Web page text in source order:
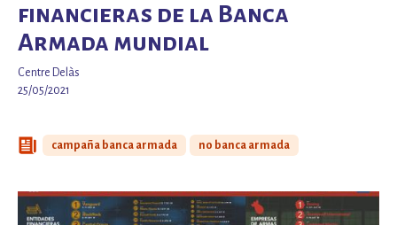
financieras de la Banca
Armada mundial
Centre Delàs
25/05/2021
campaña banca armada no banca armada